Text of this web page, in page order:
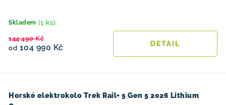
Skladem (1 ks)
od 104 990 Kč
144 490 Kč
Horské elektrokolo Trek Rail+ 5 Gen 5 2026 Lithium